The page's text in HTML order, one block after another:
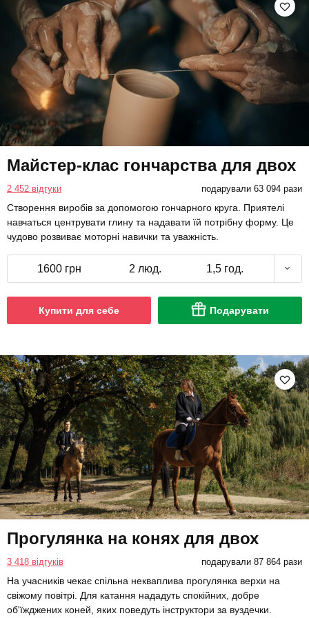
Майстер-клас гончарства для двох
2 452 відгуки подарували 63 094 рази
Створення виробів за допомогою гончарного круга. Приятелі
навчаться центрувати глину та надавати їй потрібну форму. Це
чудово розвиває моторні навички та уважність.
1600 грн 2 люд. 1,5 год.
Купити для себе Подарувати
Прогулянка на конях для двох
3 418 відгуків подарували 87 864 рази
На учасників чекає спільна некваплива прогулянка верхи на
свіжому повітрі. Для катання нададуть спокійних, добре
об'їжджених коней, яких поведуть інструктори за вуздечки.